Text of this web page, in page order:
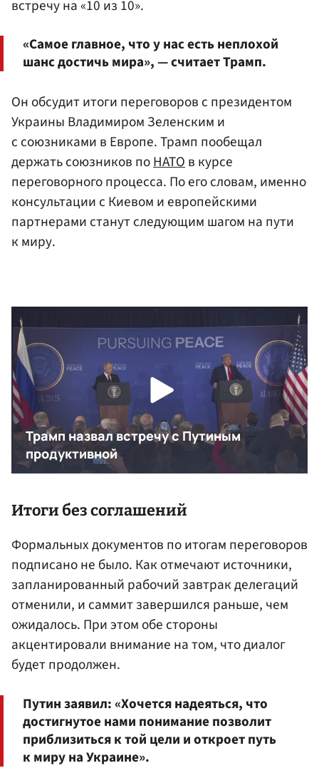
встречу на «10 из 10».
«Самое главное, что у нас есть неплохой
шанс достичь мира», — считает Трамп.
Он обсудит итоги переговоров с президентом
Украины Владимиром Зеленским и
с союзниками в Европе. Трамп пообещал
держать союзников поНАТОв курсе
переговорного процесса. По его словам, именно
консультации с Киевом и европейскими
партнерами станут следующим шагом на пути
к миру.
Итоги без соглашений
Формальных документов по итогам переговоров
подписано не было. Как отмечают источники,
запланированный рабочий завтрак делегаций
отменили, и саммит завершился раньше, чем
ожидалось. При этом обе стороны
акцентировали внимание на том, что диалог
будет продолжен.
Путин заявил: «Хочется надеяться, что
достигнутое нами понимание позволит
приблизиться к той цели и откроет путь
к миру на Украине».